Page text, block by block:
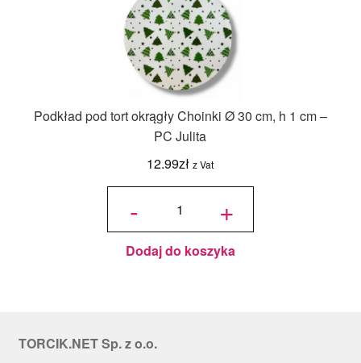
Podkład pod tort okrągły Choinki Ø 30 cm, h 1 cm –
PC Julita
12.99zł z Vat
-
ilość
okrągły
Choinki
Ø 30
cm, h 1
cm - PC
+
Dodaj do koszyka
TORCIK.NET Sp. z o.o.